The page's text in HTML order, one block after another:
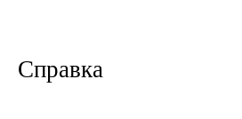
Справка